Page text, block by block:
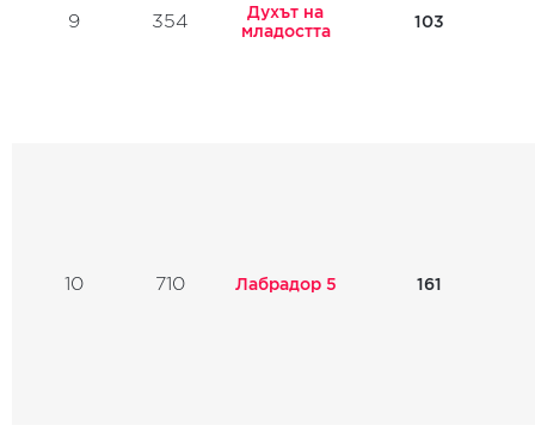
9 354
Духът на
младостта
103
10 710 Лабрадор 5 161